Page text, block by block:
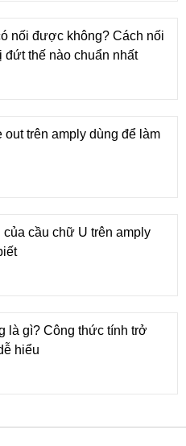
nối được không? Cách nối
đứt thế nào chuẩn nhất
out trên amply dùng để làm
của cầu chữ U trên amply
là gì? Công thức tính trở
hiểu